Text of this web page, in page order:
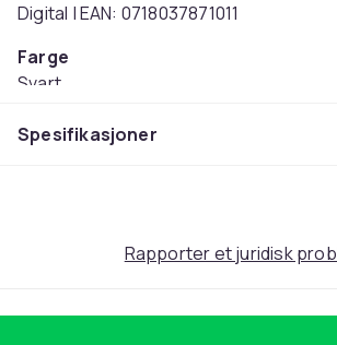
Digital | EAN: 0718037871011
Farge
Svart
230
Spesifikasjoner
Rapporter et juridisk